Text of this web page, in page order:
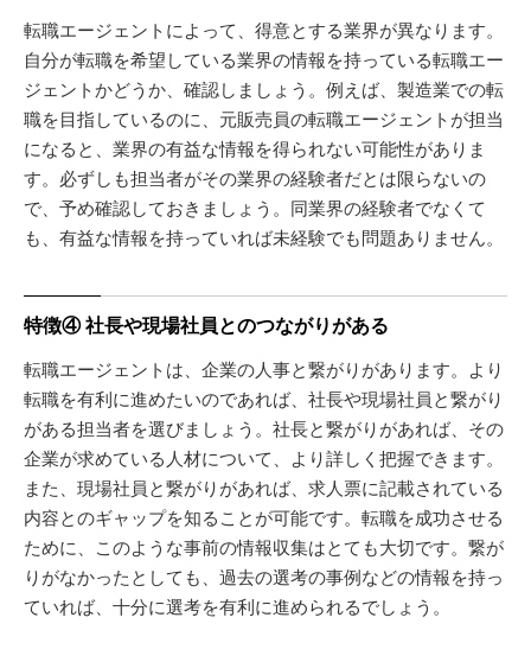
転職エージェントによって、得意とする業界が異なります。
自分が転職を希望している業界の情報を持っている転職エー
ジェントかどうか、確認しましょう。例えば、製造業での転
職を目指しているのに、元販売員の転職エージェントが担当
になると、業界の有益な情報を得られない可能性がありま
す。必ずしも担当者がその業界の経験者だとは限らないの
で、予め確認しておきましょう。同業界の経験者でなくて
も、有益な情報を持っていれば未経験でも問題ありません。
特徴④ 社長や現場社員とのつながりがある
転職エージェントは、企業の人事と繋がりがあります。より
転職を有利に進めたいのであれば、社長や現場社員と繋がり
がある担当者を選びましょう。社長と繋がりがあれば、その
企業が求めている人材について、より詳しく把握できます。
また、現場社員と繋がりがあれば、求人票に記載されている
内容とのギャップを知ることが可能です。転職を成功させる
ために、このような事前の情報収集はとても大切です。繋が
りがなかったとしても、過去の選考の事例などの情報を持っ
ていれば、十分に選考を有利に進められるでしょう。